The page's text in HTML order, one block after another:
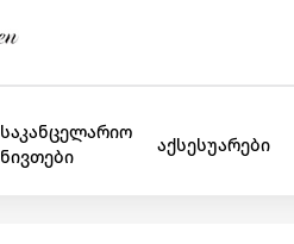
საკანცელარიო
ნივთები
აქსესუარები